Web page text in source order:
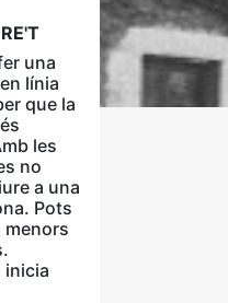
una
línia
que la
les
no
a una
Pots
menors
inicia